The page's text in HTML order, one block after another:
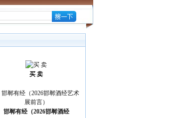
买 卖
邯郸有经（2026邯郸酒经